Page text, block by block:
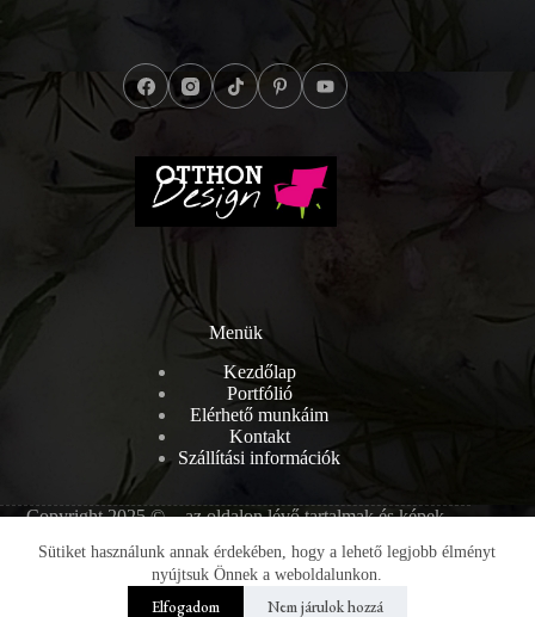
Sütiket használunk annak érdekében, hogy a lehető legjobb élményt
nyújtsuk Önnek a weboldalunkon.
Elfogadom Nem járulok hozzá
Menük
Kezdőlap
Portfólió
Elérhető munkáim
Kontakt
Szállítási információk
Copyright 2025 © - az oldalon lévő tartalmak és képek
másolása törvénybe ütköző.